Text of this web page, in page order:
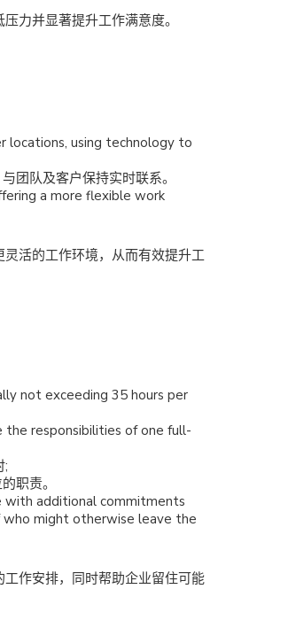
力并显著提升工作满意度。
locations, using technology to
团队及客户保持实时联系。
a more flexible work
活的工作环境，从而有效提升工
not exceeding 35 hours per
responsibilities of one full-
;
职责。
with additional commitments
might otherwise leave the
作安排，同时帮助企业留住可能